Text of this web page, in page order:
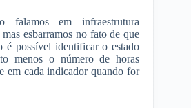
falamos em infraestrutura
esbarramos no fato de que
é possível identificar o estado
menos o número de horas
em cada indicador quando for